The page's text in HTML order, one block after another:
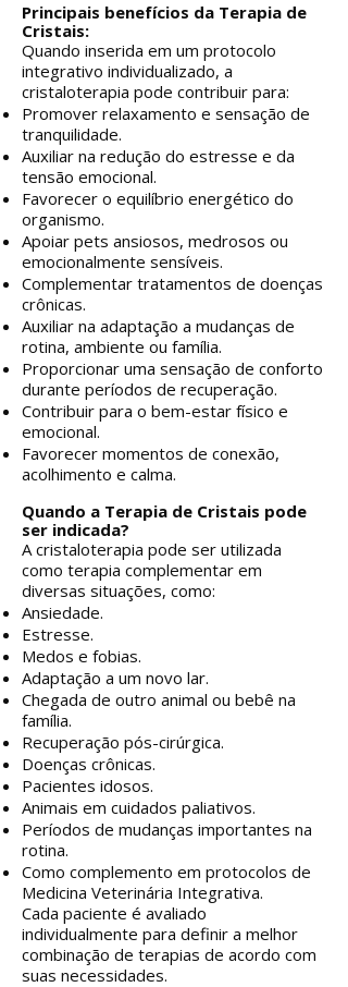
Principais benefícios da Terapia de
Cristais:
Quando inserida em um protocolo
integrativo individualizado, a
cristaloterapia pode contribuir para:
Promover relaxamento e sensação de
tranquilidade.
Auxiliar na redução do estresse e da
tensão emocional.
Favorecer o equilíbrio energético do
organismo.
Apoiar pets ansiosos, medrosos ou
emocionalmente sensíveis.
Complementar tratamentos de doenças
crônicas.
Auxiliar na adaptação a mudanças de
rotina, ambiente ou família.
Proporcionar uma sensação de conforto
durante períodos de recuperação.
Contribuir para o bem-estar físico e
emocional.
Favorecer momentos de conexão,
acolhimento e calma.
Quando a Terapia de Cristais pode
ser indicada?
A cristaloterapia pode ser utilizada
como terapia complementar em
diversas situações, como:
Ansiedade.
Estresse.
Medos e fobias.
Adaptação a um novo lar.
Chegada de outro animal ou bebê na
família.
Recuperação pós-cirúrgica.
Doenças crônicas.
Pacientes idosos.
Animais em cuidados paliativos.
Períodos de mudanças importantes na
rotina.
Como complemento em protocolos de
Medicina Veterinária Integrativa.
Cada paciente é avaliado
individualmente para definir a melhor
combinação de terapias de acordo com
suas necessidades.